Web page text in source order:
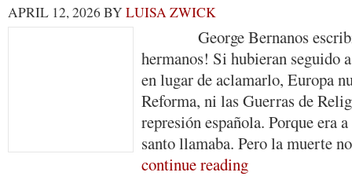
APRIL 12, 2026BYLUISA ZWICK
George Bernanos
hermanos! Si hubieran seguido
en lugar de aclamarlo, Europa
Reforma, ni las Guerras de
represión española. Porque era
santo llamaba. Pero la muerte
continue reading